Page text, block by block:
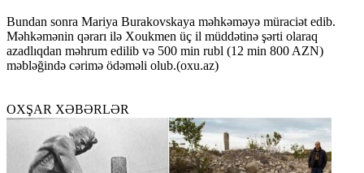
Bundan sonra Mariya Burakovskaya məhkəməyə müraciət edib.
Məhkəmənin qərarı ilə Xoukmen üç il müddətinə şərti olaraq
azadlıqdan məhrum edilib və 500 min rubl (12 min 800 AZN)
məbləğində cərimə ödəməli olub.(oxu.az)
OXŞAR XƏBƏRLƏR